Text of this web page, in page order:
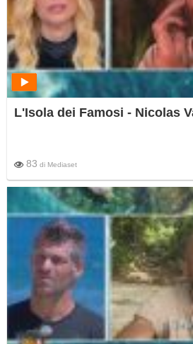
L'Isola dei Famosi - Nicolas
83 di Mediaset